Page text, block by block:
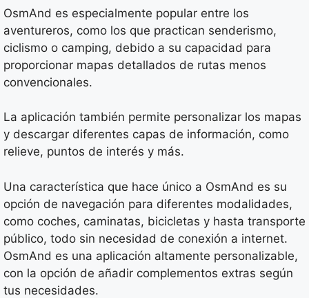
OsmAnd es especialmente popular entre los
aventureros, como los que practican senderismo,
ciclismo o camping, debido a su capacidad para
proporcionar mapas detallados de rutas menos
convencionales.
La aplicación también permite personalizar los mapas
y descargar diferentes capas de información, como
relieve, puntos de interés y más.
Una característica que hace único a OsmAnd es su
opción de navegación para diferentes modalidades,
como coches, caminatas, bicicletas y hasta transporte
público, todo sin necesidad de conexión a internet.
OsmAnd es una aplicación altamente personalizable,
con la opción de añadir complementos extras según
tus necesidades.